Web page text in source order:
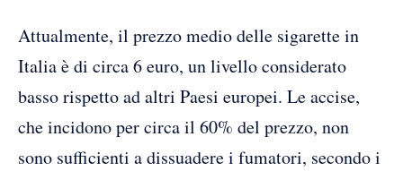
Attualmente, il prezzo medio delle sigarette in
Italia è di circa 6 euro, un livello considerato
basso rispetto ad altri Paesi europei. Le accise,
che incidono per circa il 60% del prezzo, non
sono sufficienti a dissuadere i fumatori, secondo i